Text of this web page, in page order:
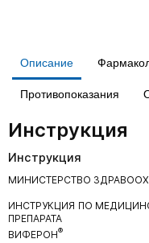
Описание
Противопоказания
Инструкция
Инструкция
МИНИСТЕРСТВО
ИНСТРУКЦИЯ ПО
ПРЕПАРАТА
ВИФЕРОН®